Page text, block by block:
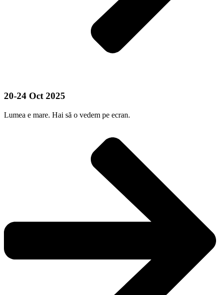
20-24 Oct 2025
Lumea e mare. Hai să o vedem pe ecran.